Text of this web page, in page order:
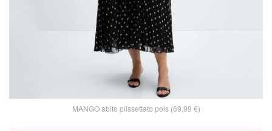
MANGO abito plissettato pois (69,99 €)